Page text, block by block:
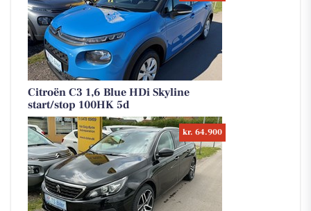
Citroën C3 1,6 Blue HDi Skyline
start/stop 100HK 5d
kr. 64.900